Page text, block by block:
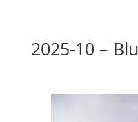
2025-10 –